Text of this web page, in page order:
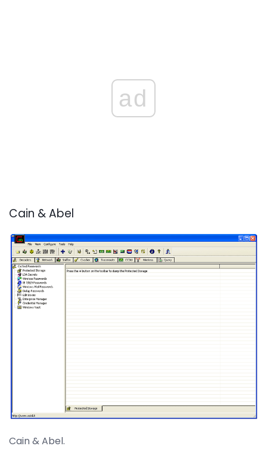
ad
Cain & Abel
Cain & Abel.